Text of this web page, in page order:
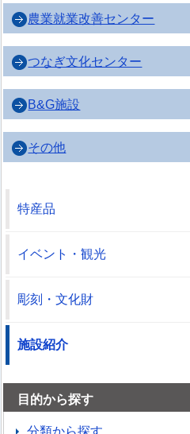
農業就業改善センター
つなぎ文化センター
B&G施設
その他
特産品
イベント・観光
彫刻・文化財
施設紹介
目的から探す
分類から探す